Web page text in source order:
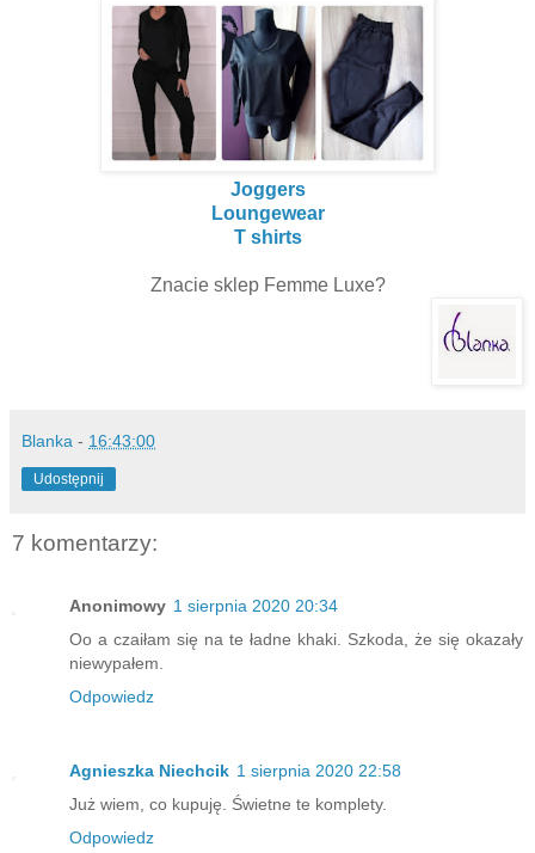
Joggers
Loungewear
T shirts
Znacie sklep Femme Luxe?
Blanka - 16:43:00
Udostępnij
7 komentarzy:
Anonimowy 1 sierpnia 2020 20:34
Oo a czaiłam się na te ładne khaki. Szkoda, że się okazały
niewypałem.
Odpowiedz
Agnieszka Niechcik 1 sierpnia 2020 22:58
Już wiem, co kupuję. Świetne te komplety.
Odpowiedz